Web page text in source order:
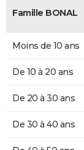
Famille BONAL
Moins de 10 ans
De 10 à 20 ans
De 20 à 30 ans
De 30 à 40 ans